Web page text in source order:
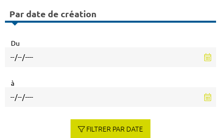
Par date de création
Du
à
FILTRER PAR DATE